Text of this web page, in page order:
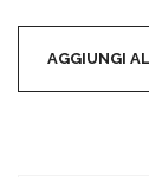
AGGIUNGI